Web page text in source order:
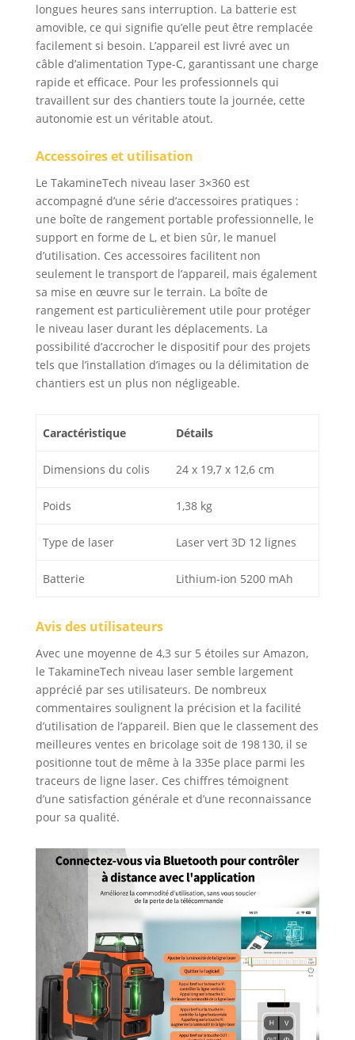
longues heures sans interruption. La batterie est
amovible, ce qui signifie qu’elle peut être remplacée
facilement si besoin. L’appareil est livré avec un
câble d’alimentation Type-C, garantissant une charge
rapide et efficace. Pour les professionnels qui
travaillent sur des chantiers toute la journée, cette
autonomie est un véritable atout.
Accessoires et utilisation
Le TakamineTech niveau laser 3×360 est
accompagné d’une série d’accessoires pratiques :
une boîte de rangement portable professionnelle, le
support en forme de L, et bien sûr, le manuel
d’utilisation. Ces accessoires facilitent non
seulement le transport de l’appareil, mais également
sa mise en œuvre sur le terrain. La boîte de
rangement est particulièrement utile pour protéger
le niveau laser durant les déplacements. La
possibilité d’accrocher le dispositif pour des projets
tels que l’installation d’images ou la délimitation de
chantiers est un plus non négligeable.
Caractéristique Détails
Dimensions du colis 24 x 19,7 x 12,6 cm
Poids 1,38 kg
Type de laser Laser vert 3D 12 lignes
Batterie Lithium-ion 5200 mAh
Avis des utilisateurs
Avec une moyenne de 4,3 sur 5 étoiles sur Amazon,
le TakamineTech niveau laser semble largement
apprécié par ses utilisateurs. De nombreux
commentaires soulignent la précision et la facilité
d’utilisation de l’appareil. Bien que le classement des
meilleures ventes en bricolage soit de 198 130, il se
positionne tout de même à la 335e place parmi les
traceurs de ligne laser. Ces chiffres témoignent
d’une satisfaction générale et d’une reconnaissance
pour sa qualité.